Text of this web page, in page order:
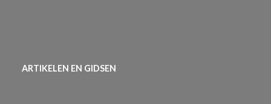
ARTIKELEN EN GIDSEN